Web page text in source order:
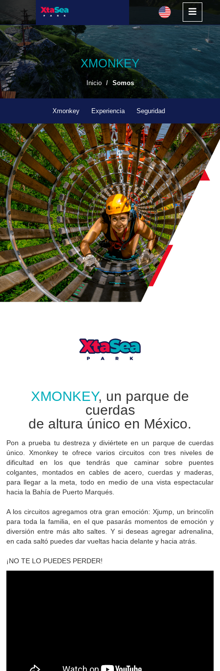
XMONKEY
Inicio Somos
Xmonkey Experiencia Seguridad
XMONKEY, un parque de
cuerdas
de altura único en México.
Pon a prueba tu destreza y diviértete en un parque de cuerdas
único. Xmonkey te ofrece varios circuitos con tres niveles de
dificultad en los que tendrás que caminar sobre puentes
colgantes, montados en cables de acero, cuerdas y maderas,
para llegar a la meta, todo en medio de una vista espectacular
hacia la Bahía de Puerto Marqués.
A los circuitos agregamos otra gran emoción: Xjump, un brincolín
para toda la familia, en el que pasarás momentos de emoción y
diversión entre más alto saltes. Y si deseas agregar adrenalina,
en cada saltó puedes dar vueltas hacia delante y hacia atrás.
¡NO TE LO PUEDES PERDER!